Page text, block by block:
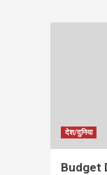
देश/दुनिया
Budget